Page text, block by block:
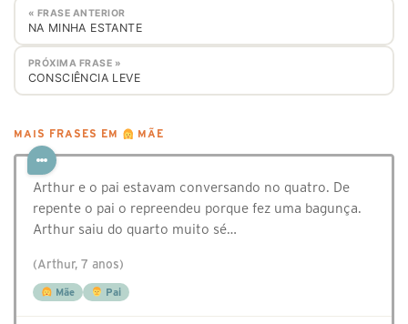
« FRASE ANTERIOR
NA MINHA ESTANTE
PRÓXIMA FRASE »
CONSCIÊNCIA LEVE
MAIS FRASES EM MÃE
Arthur e o pai estavam conversando no quatro. De
repente o pai o repreendeu porque fez uma bagunça.
Arthur saiu do quarto muito sé…
(Arthur, 7 anos)
Mãe Pai